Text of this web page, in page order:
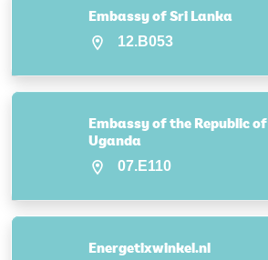
Embassy of Sri Lanka
12.B053
Embassy of the Republic of
Uganda
07.E110
Energetixwinkel.nl